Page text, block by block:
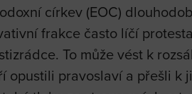
církev (EOC)
frakce často líčí
To může vést k
opustili pravoslaví a přešli k